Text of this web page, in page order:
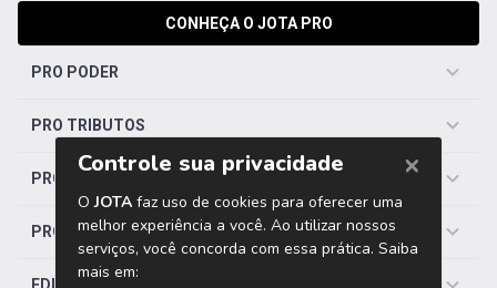
CONHEÇA O JOTA PRO
PRO PODER
PRO TRIBUTOS
PRO TRABALHISTA
PRO SAÚDE